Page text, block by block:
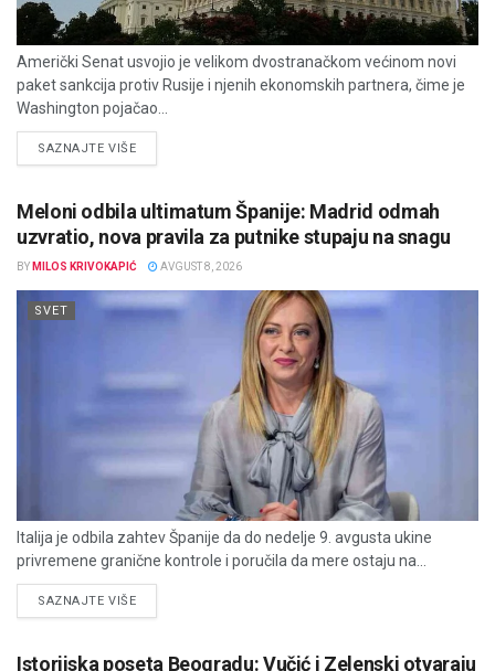
Američki Senat usvojio je velikom dvostranačkom većinom novi
paket sankcija protiv Rusije i njenih ekonomskih partnera, čime je
Washington pojačao...
SAZNAJTE VIŠEDETAILS
Meloni odbila ultimatum Španije: Madrid odmah
uzvratio, nova pravila za putnike stupaju na snagu
BY MILOS KRIVOKAPIĆ AVGUST 8, 2026
SVET
Italija je odbila zahtev Španije da do nedelje 9. avgusta ukine
privremene granične kontrole i poručila da mere ostaju na...
SAZNAJTE VIŠEDETAILS
Istorijska poseta Beogradu: Vučić i Zelenski otvaraju